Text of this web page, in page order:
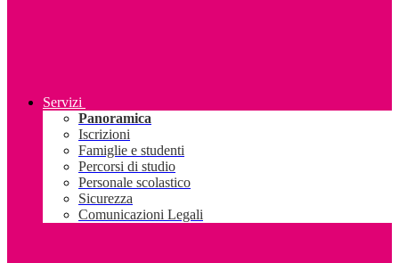
Servizi
Panoramica
Iscrizioni
Famiglie e studenti
Percorsi di studio
Personale scolastico
Sicurezza
Comunicazioni Legali